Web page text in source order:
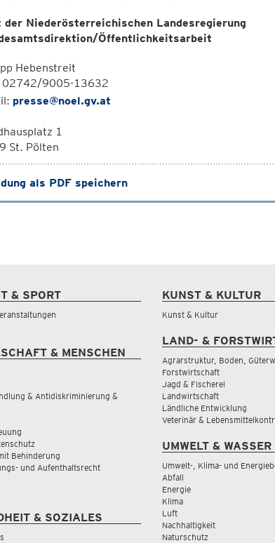
der Niederösterreichischen Landesregierung
Öffentlichkeitsarbeit
Hebenstreit
02742/9005-13632
presse@noel.gv.at
1
St. Pölten
als PDF speichern
& SPORT
& MENSCHEN
& Antidiskriminierung &
Behinderung
und Aufenthaltsrecht
& SOZIALES
KUNST & KULTUR
Kunst & Kultur
LAND- &
Agrarstruktur, Boden,
Forstwirtschaft
Jagd & Fischerei
Landwirtschaft
Ländliche Entwicklung
Veterinär &
UMWELT & WASSER
Umwelt-, Klima- und
Abfall
Energie
Klima
Luft
Nachhaltigkeit
Naturschutz